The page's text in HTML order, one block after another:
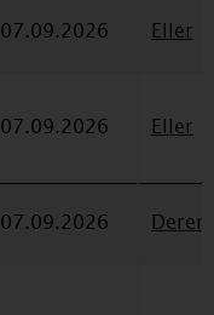
07.09.2026 Eller
07.09.2026 Eller
07.09.2026